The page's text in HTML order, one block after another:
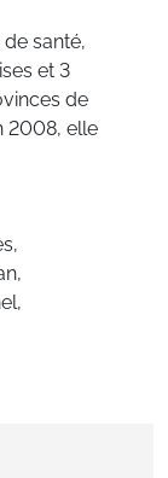
santé,
et 3
de
2008, elle